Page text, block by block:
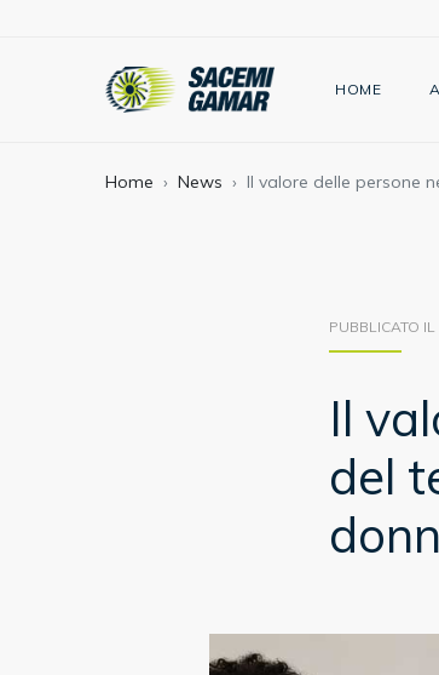
HOME
Home News Il valore delle persone
PUBBLICATO
Il
del